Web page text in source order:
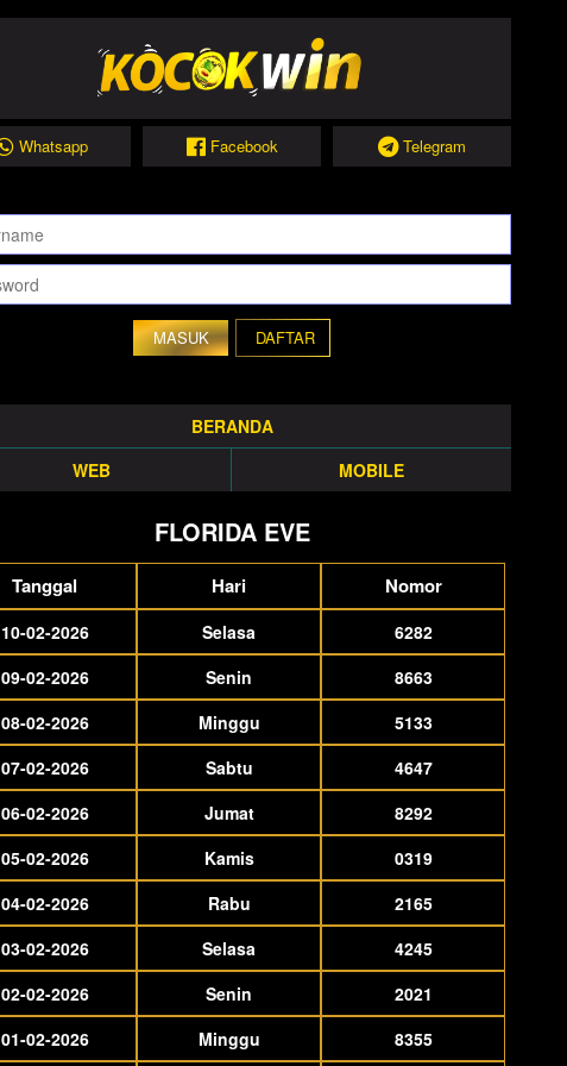
Whatsapp Facebook Telegram
DAFTAR
BERANDA
WEB
MOBILE
FLORIDA EVE
Tanggal Hari Nomor
10-02-2026 Selasa
6282
09-02-2026
Senin
8663
08-02-2026
Minggu
5133
07-02-2026
Sabtu
4647
06-02-2026
Jumat
8292
05-02-2026
Kamis
0319
04-02-2026
Rabu
2165
03-02-2026
Selasa
4245
02-02-2026
Senin
2021
01-02-2026
Minggu 8355